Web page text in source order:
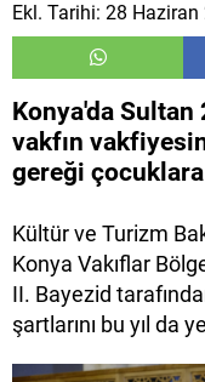
Ekl. Tarihi: 28
Konya'da Sultan
vakfın
gereği
Kültür ve Turizm
Konya Vakıflar
II. Bayezid
şartlarını bu yıl da